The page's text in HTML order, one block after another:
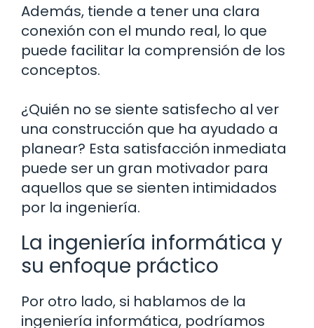
Además, tiende a tener una clara
conexión con el mundo real, lo que
puede facilitar la comprensión de los
conceptos.
¿Quién no se siente satisfecho al ver
una construcción que ha ayudado a
planear? Esta satisfacción inmediata
puede ser un gran motivador para
aquellos que se sienten intimidados
por la ingeniería.
La ingeniería informática y
su enfoque práctico
Por otro lado, si hablamos de la
ingeniería informática, podríamos